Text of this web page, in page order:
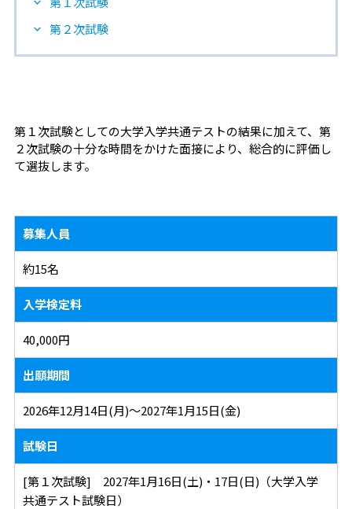
第２次試験
第１次試験としての大学入学共通テストの結果に加えて、第
２次試験の十分な時間をかけた面接により、総合的に評価し
て選抜します。
募集人員
約15名
入学検定料
40,000円
出願期間
2026年12月14日(月)～2027年1月15日(金)
試験日
[第１次試験] 2027年1月16日(土)・17日(日)（大学入学
共通テスト試験日）